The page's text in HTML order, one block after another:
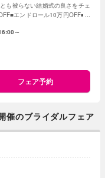
も被らない結婚式の良さをチェ
エンドロール10万円OFF■フ
～
フェア予約
のブライダルフェア